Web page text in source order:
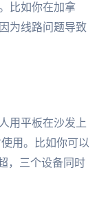
比如你在加拿
为线路问题导致
用平板在沙发上
用。比如你可以
，三个设备同时